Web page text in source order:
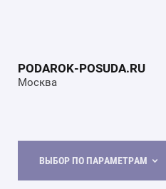
PODAROK-POSUDA.RU
Москва
ВЫБОР ПО ПАРАМЕТРАМ